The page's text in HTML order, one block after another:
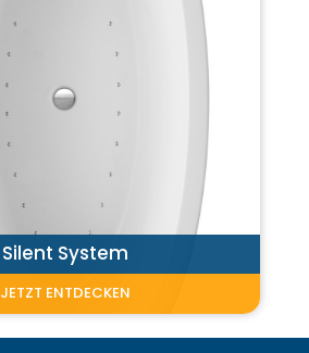
Silent System
JETZT ENTDECKEN